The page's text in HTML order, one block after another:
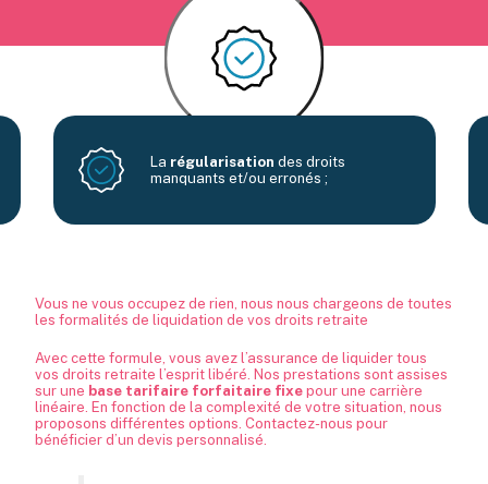
La régularisation des droits
manquants et/ou erronés ;
Vous ne vous occupez de rien, nous nous chargeons de toutes
les formalités de liquidation de vos droits retraite
Avec cette formule, vous avez l’assurance de liquider tous
vos droits retraite l’esprit libéré. Nos prestations sont assises
sur une base tarifaire forfaitaire fixe pour une carrière
linéaire. En fonction de la complexité de votre situation, nous
proposons différentes options. Contactez-nous pour
bénéficier d’un devis personnalisé.